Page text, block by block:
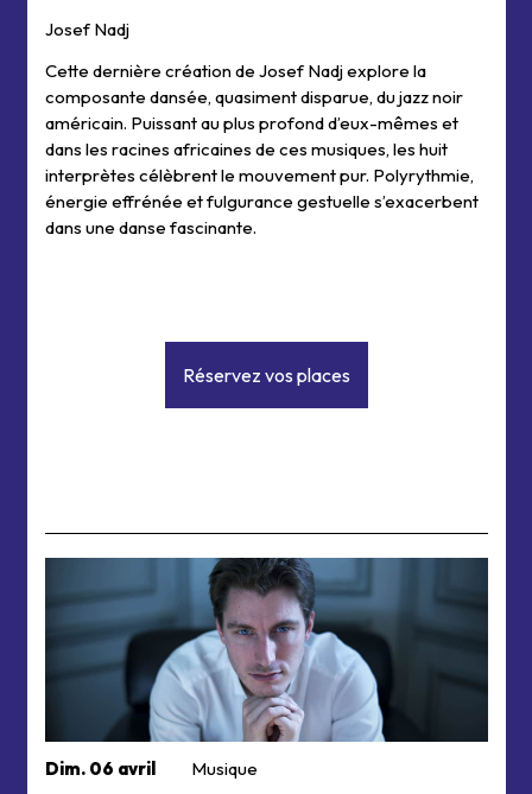
Josef Nadj
Cette dernière création de Josef Nadj explore la
composante dansée, quasiment disparue, du jazz noir
américain. Puissant au plus profond d’eux-mêmes et
dans les racines africaines de ces musiques, les huit
interprètes célèbrent le mouvement pur. Polyrythmie,
énergie effrénée et fulgurance gestuelle s’exacerbent
dans une danse fascinante.
Réservez vos places
Dim. 06 avril Musique